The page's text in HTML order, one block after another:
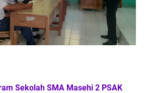
Sekolah SMA Masehi 2 PSAK